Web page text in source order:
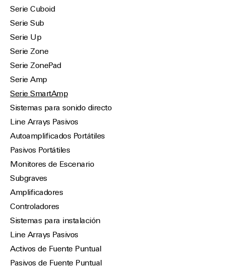
Serie Cuboid
Serie Sub
Serie Up
Serie Zone
Serie ZonePad
Serie Amp
Serie SmartAmp
Sistemas para sonido directo
Line Arrays Pasivos
Autoamplificados Portátiles
Pasivos Portátiles
Monitores de Escenario
Subgraves
Amplificadores
Controladores
Sistemas para instalación
Line Arrays Pasivos
Activos de Fuente Puntual
Pasivos de Fuente Puntual